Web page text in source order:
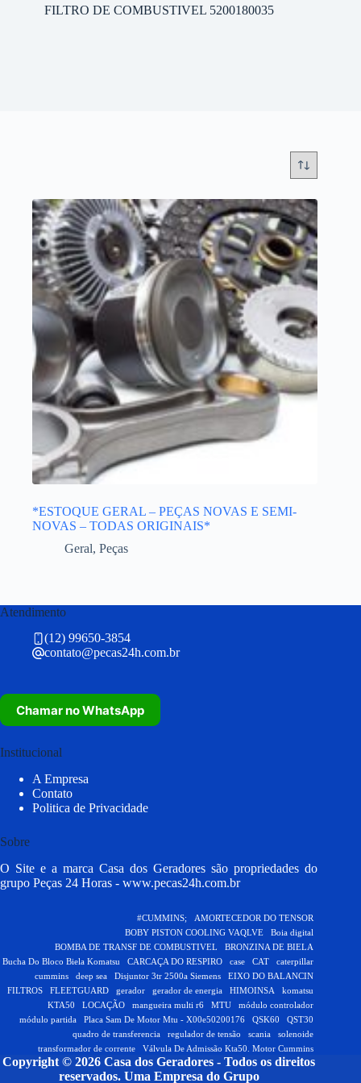
FILTRO DE COMBUSTIVEL 5200180035
*ESTOQUE GERAL – PEÇAS NOVAS E SEMI-
NOVAS – TODAS ORIGINAIS*
Geral, Peças
Atendimento
(12) 99650-3854
contato@pecas24h.com.br
Chamar no WhatsApp
Institucional
A Empresa
Contato
Politica de Privacidade
Sobre
O Site e a marca Casa dos Geradores são propriedades do
grupo Peças 24 Horas - www.pecas24h.com.br
#CUMMINS;
AMORTECEDOR DO TENSOR
BOBY PISTON COOLING VAQLVE
Boia digital
BOMBA DE TRANSF DE COMBUSTIVEL
BRONZINA DE BIELA
Bucha Do Bloco Biela Komatsu
CARCAÇA DO RESPIRO case CAT
caterpillar
cummins
deep sea Disjuntor 3tr 2500a Siemens
EIXO DO BALANCIN
FILTROS
FLEETGUARD gerador gerador de energia HIMOINSA
komatsu
KTA50
LOCAÇÃO mangueira multi r6 MTU
módulo controlador
módulo partida
Placa Sam De Motor Mtu - X00e50200176 QSK60
QST30
quadro de transferencia
regulador de tensão scania
solenoide
transformador de corrente
Válvula De Admissão Kta50. Motor Cummins
Copyright © 2026 Casa dos Geradores - Todos os direitos
reservados. Uma Empresa do Grupo